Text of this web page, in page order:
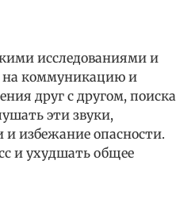
исследованиями и
на коммуникацию и
друг с другом, поиска
эти звуки,
избежание опасности.
и ухудшать общее